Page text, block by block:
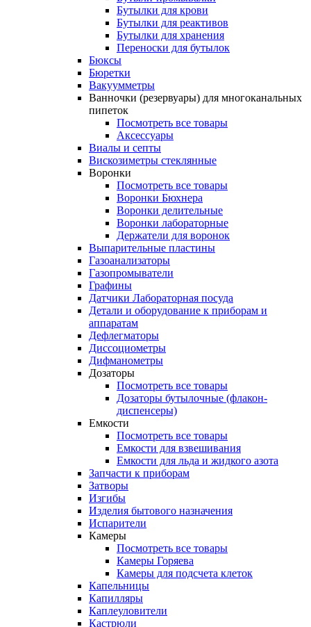
Бутылки для крови
Бутылки для реактивов
Бутылки для хранения
Переноски для бутылок
Бюксы
Бюретки
Вакуумметры
Ванночки (резервуары) для многоканальных
пипеток
Посмотреть все товары
Аксессуары
Виалы и септы
Вискозиметры стеклянные
Воронки
Посмотреть все товары
Воронки Бюхнера
Воронки делительные
Воронки лабораторные
Держатели для воронок
Выпарительные пластины
Газоанализаторы
Газопромыватели
Графины
Датчики Лабораторная посуда
Детали и оборудование к приборам и
аппаратам
Дефлегматоры
Диссоциометры
Дифманометры
Дозаторы
Посмотреть все товары
Дозаторы бутылочные (флакон-
диспенсеры)
Емкости
Посмотреть все товары
Емкости для взвешивания
Емкости для льда и жидкого азота
Запчасти к приборам
Затворы
Изгибы
Изделия бытового назначения
Испарители
Камеры
Посмотреть все товары
Камеры Горяева
Камеры для подсчета клеток
Капельницы
Капилляры
Каплеуловители
Кастрюли